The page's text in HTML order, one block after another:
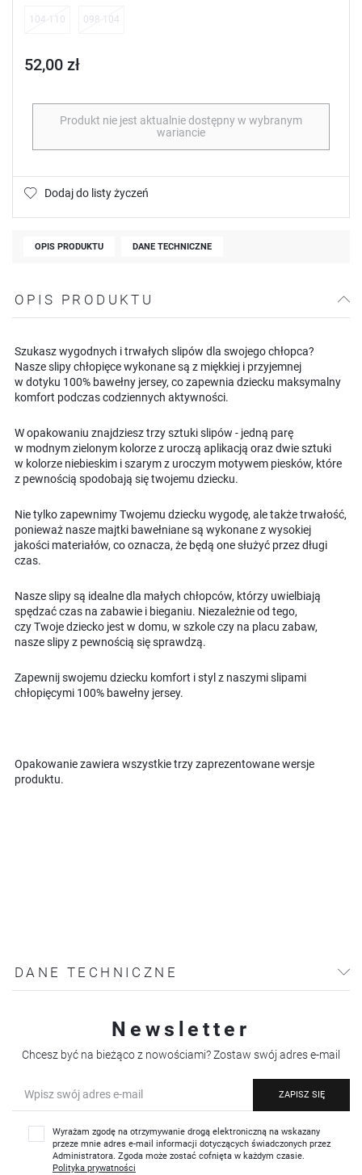
104-110 098-104
52,00 zł
Produkt nie jest aktualnie dostępny w wybranym
wariancie
Dodaj do listy życzeń
OPIS PRODUKTU DANE TECHNICZNE
OPIS PRODUKTU
Szukasz wygodnych i trwałych slipów dla swojego chłopca?
Nasze slipy chłopięce wykonane są z miękkiej i przyjemnej
w dotyku 100% bawełny jersey, co zapewnia dziecku maksymalny
komfort podczas codziennych aktywności.
W opakowaniu znajdziesz trzy sztuki slipów - jedną parę
w modnym zielonym kolorze z uroczą aplikacją oraz dwie sztuki
w kolorze niebieskim i szarym z uroczym motywem piesków, które
z pewnością spodobają się twojemu dziecku.
Nie tylko zapewnimy Twojemu dziecku wygodę, ale także trwałość,
ponieważ nasze majtki bawełniane są wykonane z wysokiej
jakości materiałów, co oznacza, że ​​będą one służyć przez długi
czas.
Nasze slipy są idealne dla małych chłopców, którzy uwielbiają
spędzać czas na zabawie i bieganiu. Niezależnie od tego,
czy Twoje dziecko jest w domu, w szkole czy na placu zabaw,
nasze slipy z pewnością się sprawdzą.
Zapewnij swojemu dziecku komfort i styl z naszymi slipami
chłopięcymi 100% bawełny jersey.
Opakowanie zawiera wszystkie trzy zaprezentowane wersje
produktu.
DANE TECHNICZNE
Newsletter
Chcesz być na bieżąco z nowościami? Zostaw swój adres e-mail
ZAPISZ SIĘ
Wyrażam zgodę na otrzymywanie drogą elektroniczną na wskazany
przeze mnie adres e-mail informacji dotyczących świadczonych przez
Administratora. Zgoda może zostać cofnięta w każdym czasie.
Polityka prywatności